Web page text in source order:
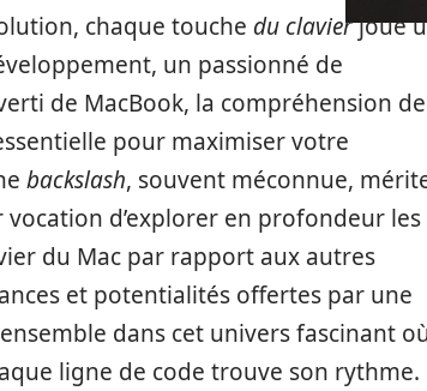
chaque touche du clavierjoue
un passionné de
de MacBook, la compréhension
pour maximiser votre
backslash, souvent méconnue,
d’explorer en profondeur les
du Mac par rapport aux autres
et potentialités offertes par une
dans cet univers fascinant
ligne de code trouve son rythme.